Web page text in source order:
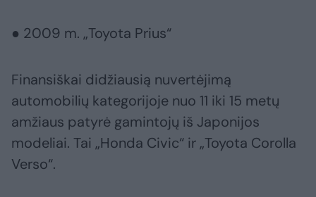
● 2009 m. „Toyota Prius“
Finansiškai didžiausią nuvertėjimą
automobilių kategorijoje nuo 11 iki 15 metų
amžiaus patyrė gamintojų iš Japonijos
modeliai. Tai „Honda Civic“ ir „Toyota Corolla
Verso“.